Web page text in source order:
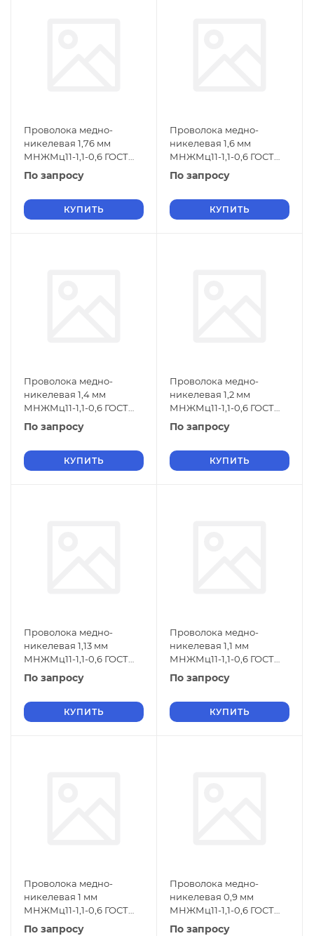
Проволока медно-
никелевая 1,76 мм
МНЖМц11-1,1-0,6 ГОСТ
1791-2014
По запросу
КУПИТЬ
Проволока медно-
никелевая 1,6 мм
МНЖМц11-1,1-0,6 ГОСТ
1791-2014
По запросу
КУПИТЬ
Проволока медно-
никелевая 1,4 мм
МНЖМц11-1,1-0,6 ГОСТ
1791-2014
По запросу
КУПИТЬ
Проволока медно-
никелевая 1,2 мм
МНЖМц11-1,1-0,6 ГОСТ
1791-2014
По запросу
КУПИТЬ
Проволока медно-
никелевая 1,13 мм
МНЖМц11-1,1-0,6 ГОСТ
1791-2014
По запросу
КУПИТЬ
Проволока медно-
никелевая 1,1 мм
МНЖМц11-1,1-0,6 ГОСТ
1791-2014
По запросу
КУПИТЬ
Проволока медно-
никелевая 1 мм
МНЖМц11-1,1-0,6 ГОСТ
1791-2014
По запросу
Проволока медно-
никелевая 0,9 мм
МНЖМц11-1,1-0,6 ГОСТ
1791-2014
По запросу